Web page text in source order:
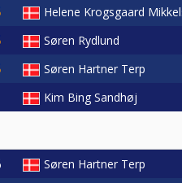
Helene Krogsgaard
Søren Rydlund
Søren Hartner Terp
Kim Bing Sandhøj
Søren Hartner Terp